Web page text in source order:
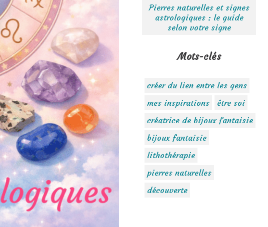
Pierres naturelles et signes
astrologiques : le guide
selon votre signe
Mots-clés
créer du lien entre les gens
mes inspirations
être soi
créatrice de bijoux fantaisie
bijoux fantaisie
lithothérapie
pierres naturelles
découverte